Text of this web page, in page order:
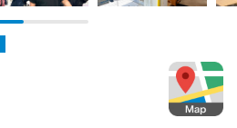
童福祉法に基づくサービスで、児童
ービスと同じ「障害児通所支援」の
や幼稚園、小学校など、お子さまが
護者さま向けのサービス「ペアレ
ログラムを提供しています。ペアレ
のイライラを軽減し、自分もお子さ
駅」より徒歩6分